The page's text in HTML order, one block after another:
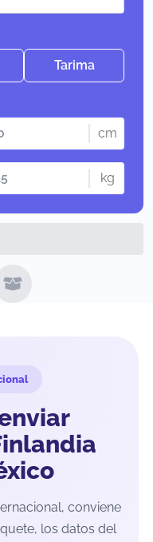
Tarima
cm
kg
conviene
los datos del